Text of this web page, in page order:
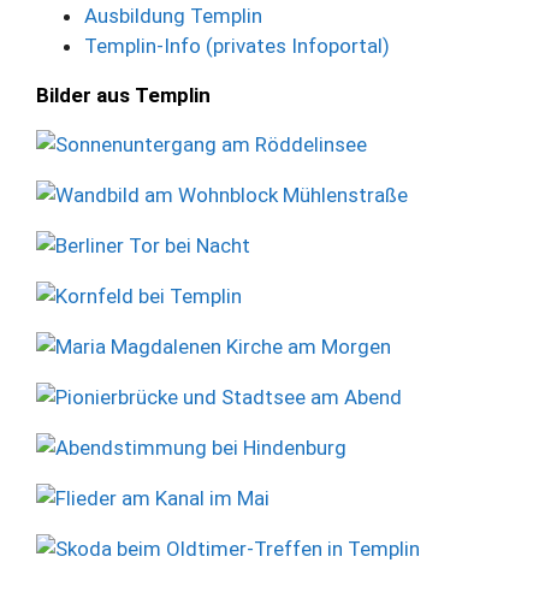
Ausbildung Templin
Templin-Info (privates Infoportal)
Bilder aus Templin